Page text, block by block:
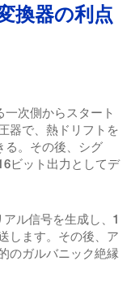
換器の利点
次側からスタート
器で、熱ドリフトを
。その後、シグ
ビット出力としてデ
ル信号を生成し、1
します。その後、ア
のガルバニック絶縁